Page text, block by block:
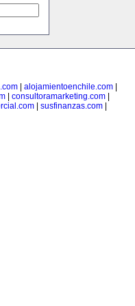
alojamientoenchile.com
| consultoramarketing.com|
susfinanzas.com